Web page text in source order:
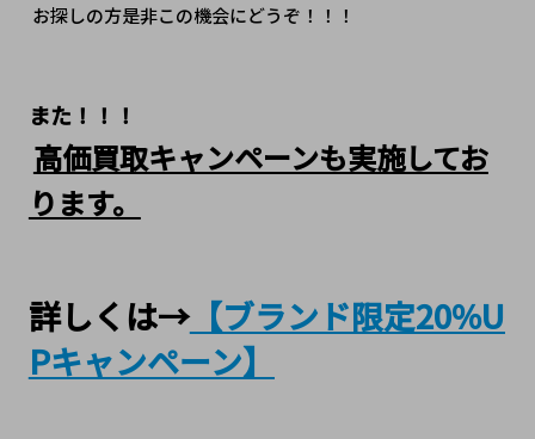
お探しの方是非この機会にどうぞ！！！
また！！！
高価買取キャンペーンも実施してお
ります。
詳しくは→【ブランド限定20%U
Pキャンペーン】